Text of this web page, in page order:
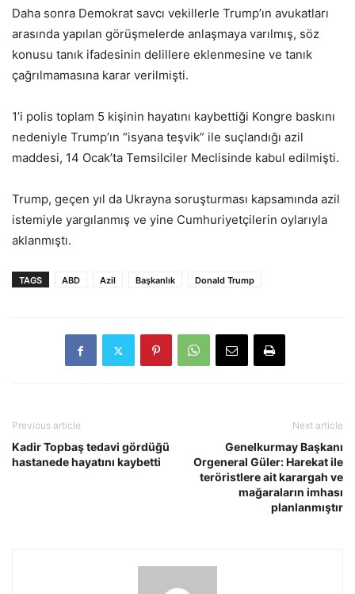
Daha sonra Demokrat savcı vekillerle Trump’ın avukatları
arasında yapılan görüşmelerde anlaşmaya varılmış, söz
konusu tanık ifadesinin delillere eklenmesine ve tanık
çağrılmamasına karar verilmişti.
1’i polis toplam 5 kişinin hayatını kaybettiği Kongre baskını
nedeniyle Trump’ın “isyana teşvik” ile suçlandığı azil
maddesi, 14 Ocak’ta Temsilciler Meclisinde kabul edilmişti.
Trump, geçen yıl da Ukrayna soruşturması kapsamında azil
istemiyle yargılanmış ve yine Cumhuriyetçilerin oylarıyla
aklanmıştı.
TAGS ABD Azil Başkanlık Donald Trump
Previous article
Kadir Topbaş tedavi gördüğü
hastanede hayatını kaybetti
Next article
Genelkurmay Başkanı
Orgeneral Güler: Harekat ile
teröristlere ait karargah ve
mağaraların imhası
planlanmıştır